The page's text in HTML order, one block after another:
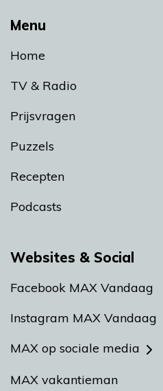
Menu
Home
TV & Radio
Prijsvragen
Puzzels
Recepten
Podcasts
Websites & Social
Facebook MAX Vandaag
Instagram MAX Vandaag
MAX op sociale media
MAX vakantieman